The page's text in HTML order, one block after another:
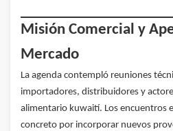
Misión Comercial y
Mercado
La agenda contempló reuniones
importadores, distribuidores y
alimentario kuwaití. Los encuentros
concreto por incorporar nuevos